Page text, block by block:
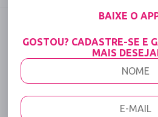
DESCRIÇÃO COMPLETA
Código identificador (SKU):1447
Calcinha Fio Dental com
no Bumbum - Gemendo -
Eleve sua experiência íntima a um novo
Dental com Frente Bordada e Tiras no
BAIXE O
GOSTOU? CADASTRE-SE E
MAIS